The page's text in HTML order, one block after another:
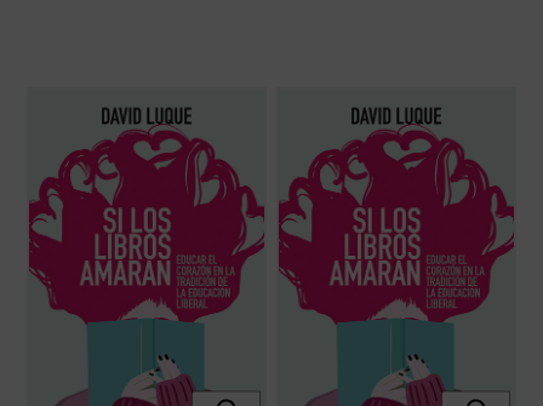
David Luque investiga la teoría de la
«educación liberal» a fin de hablar sobre el
amor: el amor a los libros, el amor a las
criaturas y el amor divino. Un conjunto de
ensayos que pueden ser leídos
separadamente o en conjunto por
cualquiera ...
(ver ficha)
David Luque investiga la teoría de la
«educación liberal» a fin de hablar sobre el
amor: el amor a los libros, el amor a las
criaturas y el amor divino. Un conjunto de
ensayos que pueden ser leídos
separadamente o en conjunto por
cualquiera ...
(ver ficha)